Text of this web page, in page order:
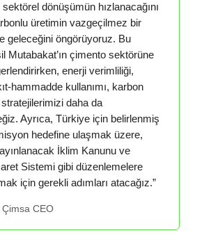
dönüşümün hızlanacağını
üretimin vazgeçilmez bir
geleceğini öngörüyoruz. Bu
Mutabakat’ın çimento sektörüne
enerji verimliliği,
hammadde kullanımı, karbon
stratejilerimizi daha da
Ayrıca, Türkiye için belirlenmiş
hedefine ulaşmak üzere,
İklim Kanunu ve
Sistemi gibi düzenlemelere
için gerekli adımları atacağız.”
CEO